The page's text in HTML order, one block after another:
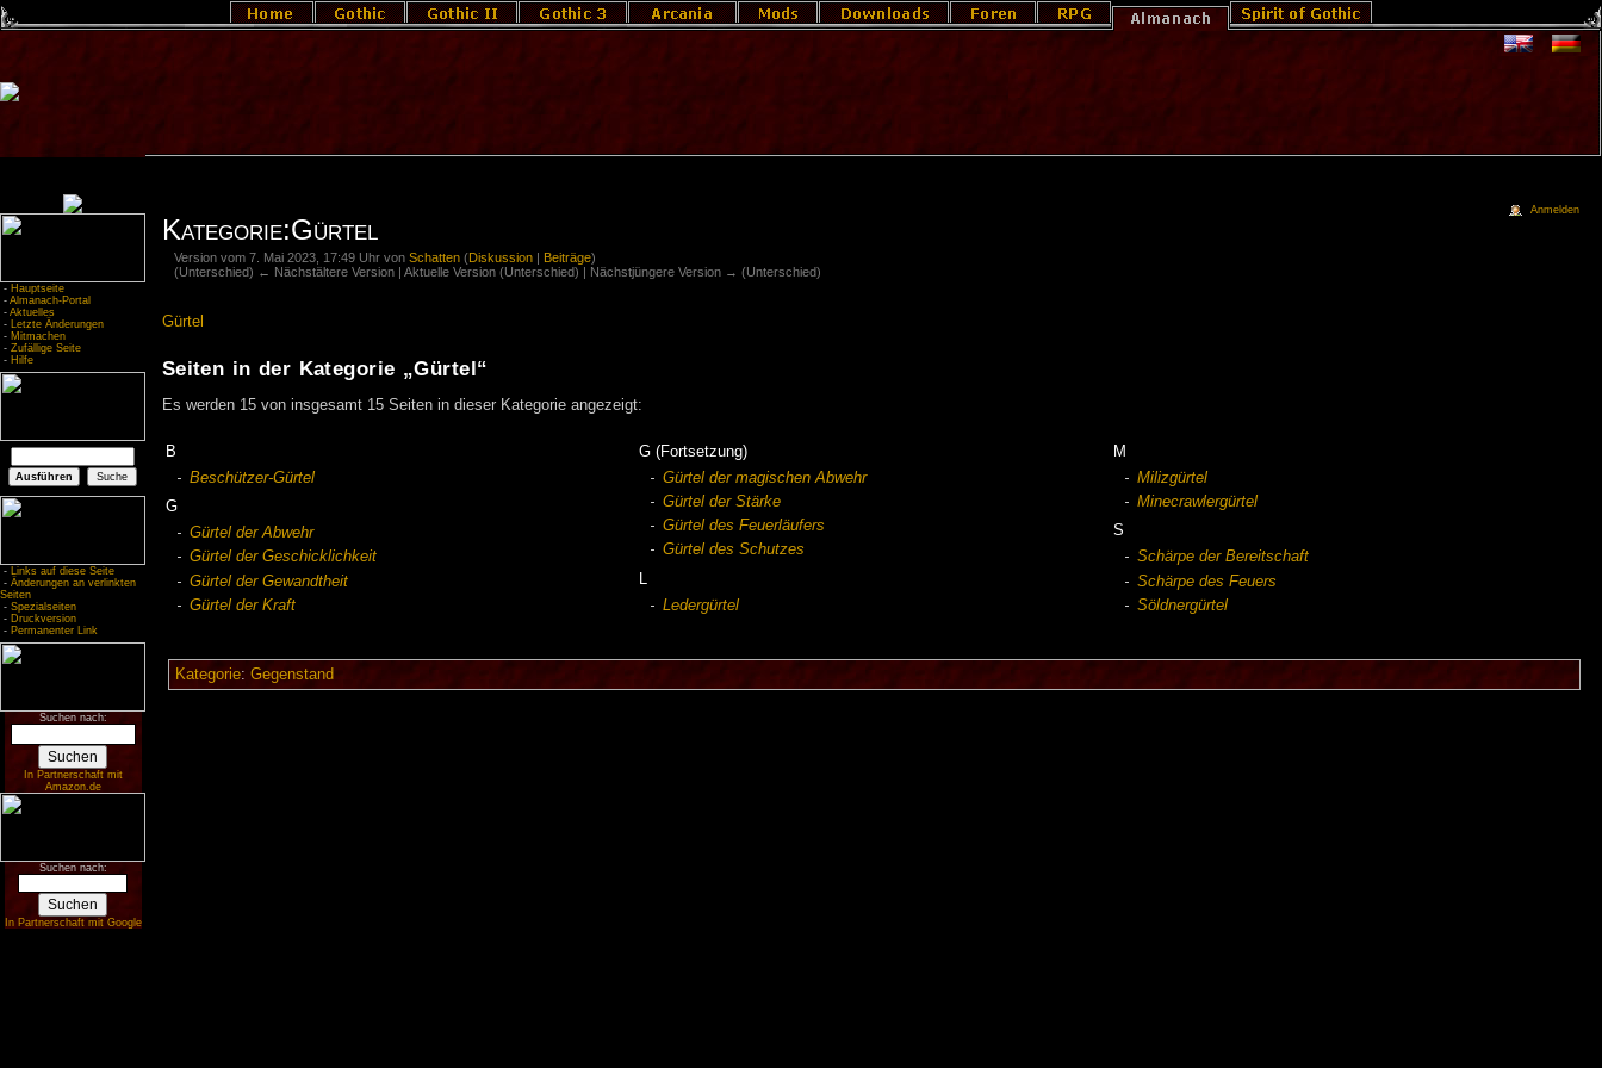
- Hauptseite
- Almanach-Portal
- Aktuelles
- Letzte Änderungen
- Mitmachen
- Zufällige Seite
- Hilfe
- Links auf diese Seite
- Änderungen an verlinkten
Seiten
- Spezialseiten
- Druckversion
- Permanenter Link
Suchen nach:
In Partnerschaft mit
Amazon.de
Suchen nach:
In Partnerschaft mit Google
Kategorie:Gürtel
Version vom 7. Mai 2023, 17:49 Uhr vonSchatten (Diskussion | Beiträge)
(Unterschied) ← Nächstältere Version | Aktuelle Version (Unterschied) | Nächstjüngere Version → (Unterschied)
Gürtel
Seiten in der Kategorie „Gürtel“
Es werden 15 von insgesamt 15 Seiten in dieser Kategorie angezeigt:
B
Beschützer-Gürtel
G
Gürtel der Abwehr
Gürtel der Geschicklichkeit
Gürtel der Gewandtheit
Gürtel der Kraft
G (Fortsetzung)
Gürtel der magischen Abwehr
Gürtel der Stärke
Gürtel des Feuerläufers
Gürtel des Schutzes
L
Ledergürtel
M
Milizgürtel
Minecrawlergürtel
S
Schärpe der Bereitschaft
Schärpe des Feuers
Söldnergürtel
Kategorie: Gegenstand
Anmelden